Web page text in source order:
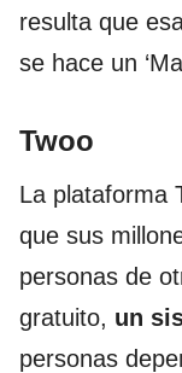
resulta que
se hace un
Twoo
La plataforma
que sus
personas de
gratuito, un
personas